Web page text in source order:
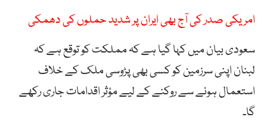
امریکی صدر کی آج بھی ایران پر شدید حملوں کی دھمکی
سعودی بیان میں کہا گیا ہے کہ مملکت کو توقع ہے کہ
لبنان اپنی سرزمین کو کسی بھی پڑوسی ملک کے خلاف
استعمال ہونے سے روکنے کے لیے مؤثر اقدامات جاری رکھے
گا۔